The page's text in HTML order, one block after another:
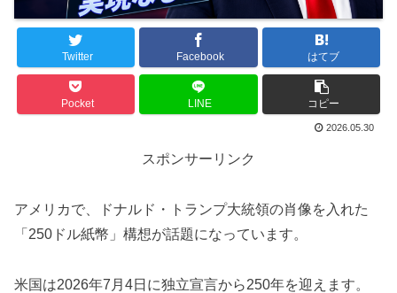
Twitter Facebook はてブ
Pocket LINE コピー
2026.05.30
スポンサーリンク
アメリカで、ドナルド・トランプ大統領の肖像を入れた
「250ドル紙幣」構想が話題になっています。
米国は2026年7月4日に独立宣言から250年を迎えます。